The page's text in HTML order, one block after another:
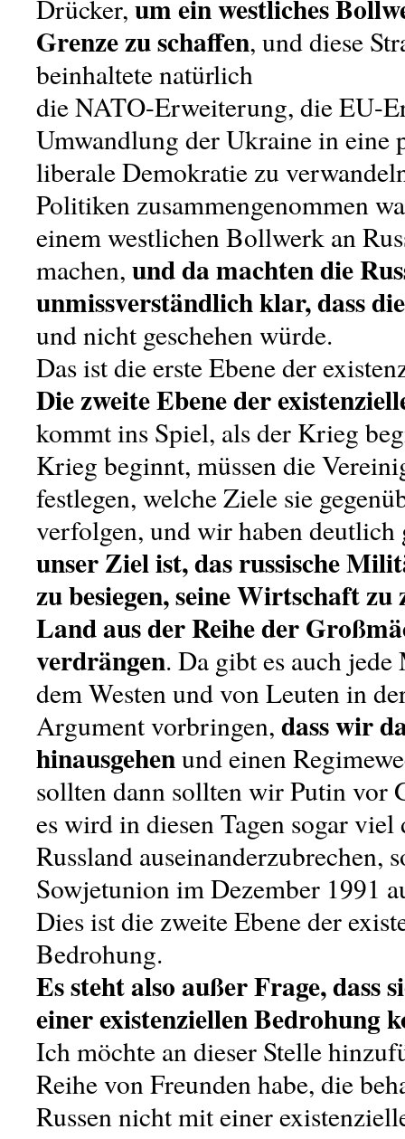
Drücker, um ein westliches
Grenze zu schaffen, und diese
beinhaltete natürlich
die NATO-Erweiterung, die EU-
Umwandlung der Ukraine in eine
liberale Demokratie zu
Politiken zusammengenommen
einem westlichen Bollwerk an
machen, und da machten die
unmissverständlich klar, dass
und nicht geschehen würde.
Das ist die erste Ebene der
Die zweite Ebene der
kommt ins Spiel, als der Krieg
Krieg beginnt, müssen die
festlegen, welche Ziele sie
verfolgen, und wir haben deutlich
unser Ziel ist, das russische
zu besiegen, seine Wirtschaft
Land aus der Reihe der
verdrängen. Da gibt es auch
dem Westen und von Leuten in
Argument vorbringen, dass wir
hinausgehenund einen
sollten dann sollten wir Putin vor
es wird in diesen Tagen sogar viel
Russland auseinanderzubrechen,
Sowjetunion im Dezember 1991
Dies ist die zweite Ebene der
Bedrohung.
Es steht also außer Frage, dass
einer existenziellen Bedrohung
Ich möchte an dieser Stelle
Reihe von Freunden habe, die
Russen nicht mit einer